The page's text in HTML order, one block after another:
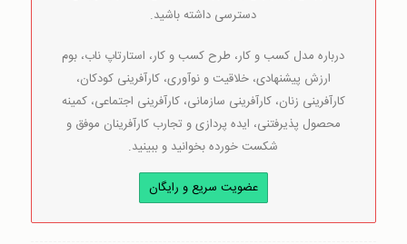
دسترسی داشته باشید.
درباره مدل کسب و کار، طرح کسب و کار، استارتاپ ناب، بوم
ارزش پیشنهادی، خلاقیت و نوآوری، کارآفرینی کودکان،
کارآفرینی زنان، کارآفرینی سازمانی، کارآفرینی اجتماعی، کمینه
محصول پذیرفتنی، ایده پردازی و تجارب کارآفرینان موفق و
شکست خورده بخوانید و ببینید.
عضویت سریع و رایگان